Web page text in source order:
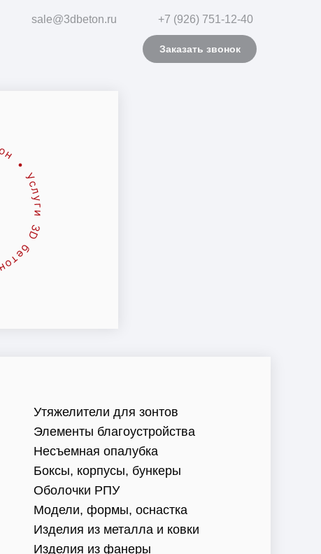
Заказать звонок
+7 (926) 751-12-40
sale@3dbeton.ru
Утяжелители для зонтов
Элементы благоустройства
Несъемная опалубка
Боксы, корпусы, бункеры
Оболочки РПУ
Модели, формы, оснастка
Изделия из металла и ковки
Изделия из фанеры